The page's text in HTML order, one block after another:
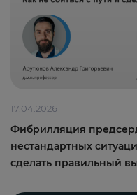
17.04.2026
Фибрилляция
нестандартных
сделать правильный